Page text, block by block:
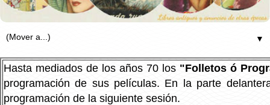
▼
Hasta mediados de los años 70 los "Folletos ó
programación de sus películas. En la parte
programación de la siguiente sesión.